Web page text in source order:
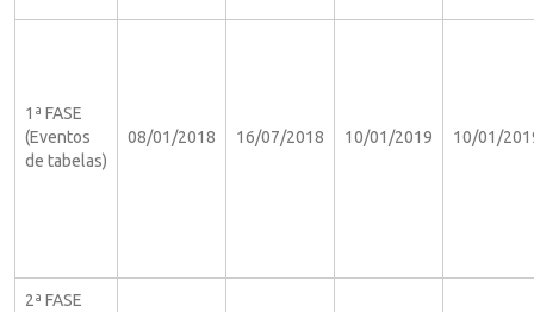
1ª FASE
(Eventos
de tabelas)
08/01/2018 16/07/2018 10/01/2019 10/01/
2ª FASE